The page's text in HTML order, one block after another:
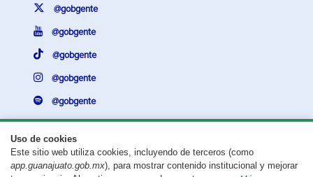
Uso de cookies
Este sitio web utiliza cookies, incluyendo de terceros (como
app.guanajuato.gob.mx), para mostrar contenido institucional y mejorar
@gobgente
@gobgente
@gobgente
@gobgente
@gobgente
¿Existe algún problema con esta página?Repórtalo aquí.